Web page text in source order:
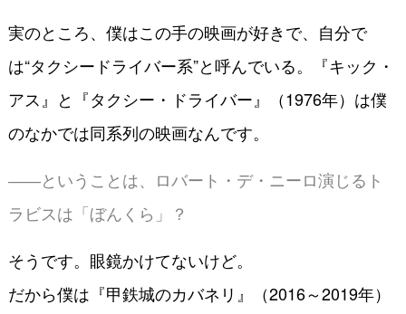
実のところ、僕はこの手の映画が好きで、自分で
は“タクシードライバー系”と呼んでいる。『キック・
アス』と『タクシー・ドライバー』（1976年）は僕
のなかでは同系列の映画なんです。
――ということは、ロバート・デ・ニーロ演じるト
ラビスは「ぼんくら」？
そうです。眼鏡かけてないけど。
だから僕は『甲鉄城のカバネリ』（2016～2019年）